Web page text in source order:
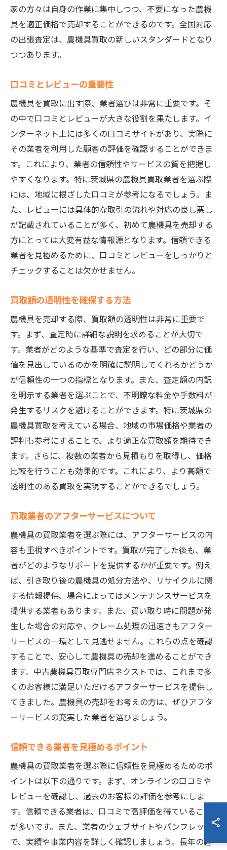
家の方々は自身の作業に集中しつつ、不要になった農機
具を適正価格で売却することができるのです。全国対応
の出張査定は、農機具買取の新しいスタンダードとなり
つつあります。
口コミとレビューの重要性
農機具を買取に出す際、業者選びは非常に重要です。そ
の中で口コミとレビューが大きな役割を果たします。イ
ンターネット上には多くの口コミサイトがあり、実際に
その業者を利用した顧客の評価を確認することができま
す。これにより、業者の信頼性やサービスの質を把握し
やすくなります。特に茨城県の農機具買取業者を選ぶ際
には、地域に根ざした口コミが参考になるでしょう。ま
た、レビューには具体的な取引の流れや対応の良し悪し
が記載されていることが多く、初めて農機具を売却する
方にとっては大変有益な情報源となります。信頼できる
業者を見極めるために、口コミとレビューをしっかりと
チェックすることは欠かせません。
買取額の透明性を確保する方法
農機具を売却する際、買取額の透明性は非常に重要で
す。まず、査定時に詳細な説明を求めることが大切で
す。業者がどのような基準で査定を行い、どの部分に価
値を見出しているのかを明確に説明してくれるかどうか
が信頼性の一つの指標となります。また、査定額の内訳
を明示する業者を選ぶことで、不明瞭な料金や手数料が
発生するリスクを避けることができます。特に茨城県の
農機具買取を考えている場合、地域の市場価格や業者の
評判も参考にすることで、より適正な買取額を期待でき
ます。さらに、複数の業者から見積もりを取得し、価格
比較を行うことも効果的です。これにより、より高額で
透明性のある買取を実現することができるでしょう。
買取業者のアフターサービスについて
農機具の買取業者を選ぶ際には、アフターサービスの内
容も重視すべきポイントです。買取が完了した後も、業
者がどのようなサポートを提供するかが重要です。例え
ば、引き取り後の農機具の処分方法や、リサイクルに関
する情報提供、場合によってはメンテナンスサービスを
提供する業者もあります。また、買い取り時に問題が発
生した場合の対応や、クレーム処理の迅速さもアフター
サービスの一環として見逃せません。これらの点を確認
することで、安心して農機具の売却を進めることができ
ます。中古農機具買取専門店ネクストでは、これまで多
くのお客様に満足いただけるアフターサービスを提供し
てきました。農機具の売却をお考えの方は、ぜひアフタ
ーサービスの充実した業者を選びましょう。
信頼できる業者を見極めるポイント
農機具の買取業者を選ぶ際に信頼性を見極めるためのポ
イントは以下の通りです。まず、オンラインの口コミや
レビューを確認し、過去のお客様の評価を参考にしま
す。信頼できる業者は、口コミで高評価を得ていること
が多いです。また、業者のウェブサイトやパンフレット
で、実績や事業内容を詳しく確認しましょう。長年の経